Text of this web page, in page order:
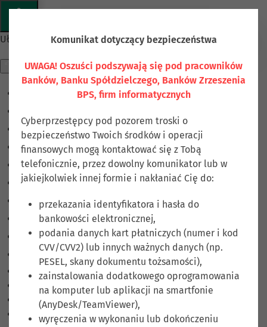
Ułatwienia dostępu
Odwróć kolory
Ciemny kontrast
Jasny kontrast
Niskie nasycenie
Wysokie nasycenie
Zaznacz linki
Zaznacz nagłówki
Czytnik ekranu
Tryb czytania
Skalowanie treści 100 %
Czcionka 100%
Wysokość linii 100%
Odstęp liter 100 %
Komunikat dotyczący bezpieczeństwa
UWAGA! Oszuści podszywają się pod pracowników
Banków, Banku Spółdzielczego, Banków Zrzeszenia
BPS, firm informatycznych
Cyberprzestępcy pod pozorem troski o
bezpieczeństwo Twoich środków i operacji
finansowych mogą kontaktować się z Tobą
telefonicznie, przez dowolny komunikator lub w
jakiejkolwiek innej formie i nakłaniać Cię do:
przekazania identyfikatora i hasła do
bankowości elektronicznej,
podania danych kart płatniczych (numer i kod
CVV/CVV2) lub innych ważnych danych (np.
PESEL, skany dokumentu tożsamości),
zainstalowania dodatkowego oprogramowania
na komputer lub aplikacji na smartfonie
(AnyDesk/TeamViewer),
wyręczenia w wykonaniu lub dokończeniu